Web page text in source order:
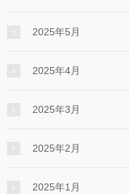
2025年5月
2025年4月
2025年3月
2025年2月
2025年1月